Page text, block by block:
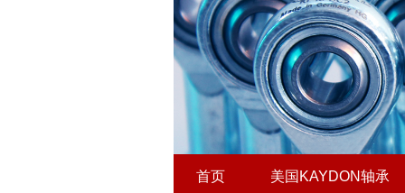
首页 美国KAYDON轴承